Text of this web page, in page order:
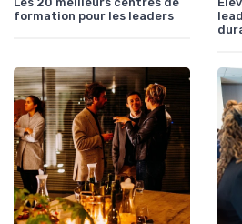
formation pour les leaders